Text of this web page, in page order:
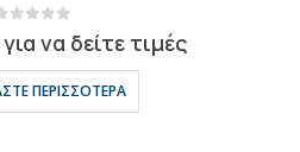
να δείτε τιμές
ΠΕΡΙΣΣΌΤΕΡΑ